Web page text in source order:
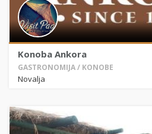
Konoba Ankora
GASTRONOMIJA / KONOBE
Novalja